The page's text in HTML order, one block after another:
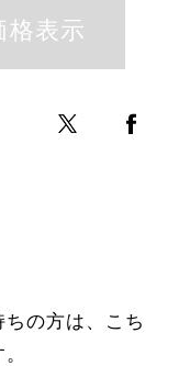
の方は、こち